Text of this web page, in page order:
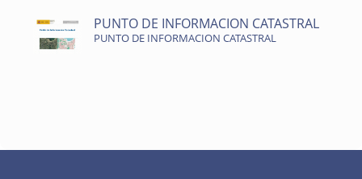
PUNTO DE INFORMACION CATASTRAL
PUNTO DE INFORMACION CATASTRAL